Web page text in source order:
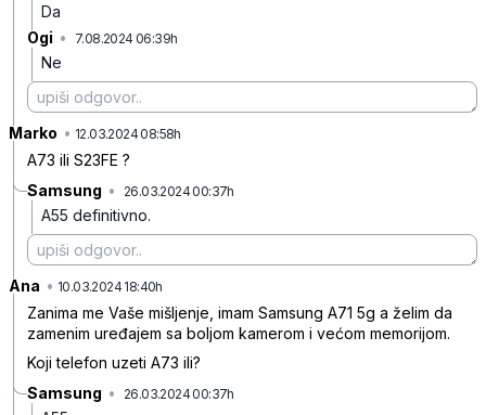
Da
Ogi • 7.08.2024 06:39h
Ne
Marko • 12.03.2024 08:58h
A73 ili S23FE ?
Samsung • 26.03.2024 00:37h
A55 definitivno.
Ana • 10.03.2024 18:40h
Zanima me Vaše mišljenje, imam Samsung A71 5g a želim da
zamenim uređajem sa boljom kamerom i većom memorijom.
Koji telefon uzeti A73 ili?
Samsung • 26.03.2024 00:37h